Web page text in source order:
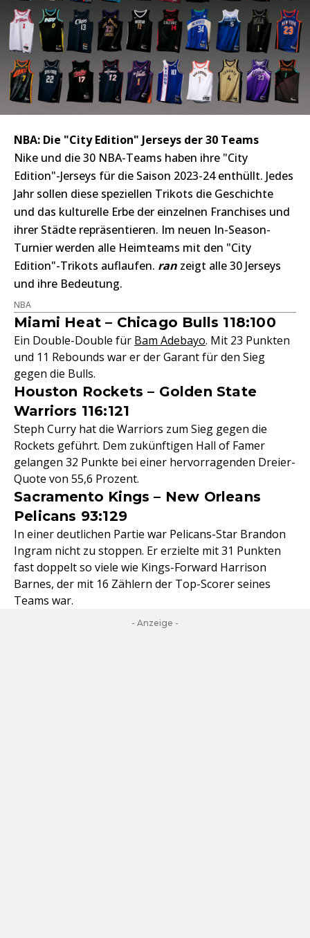
NBA: Die "City Edition" Jerseys der 30 Teams
Nike und die 30 NBA-Teams haben ihre "City
Edition"-Jerseys für die Saison 2023-24 enthüllt. Jedes
Jahr sollen diese speziellen Trikots die Geschichte
und das kulturelle Erbe der einzelnen Franchises und
ihrer Städte repräsentieren. Im neuen In-Season-
Turnier werden alle Heimteams mit den "City
Edition"-Trikots auflaufen. ran zeigt alle 30 Jerseys
und ihre Bedeutung.
NBA
Miami Heat – Chicago Bulls 118:100
Ein Double-Double für Bam Adebayo. Mit 23 Punkten
und 11 Rebounds war er der Garant für den Sieg
gegen die Bulls.
Houston Rockets – Golden State
Warriors 116:121
Steph Curry hat die Warriors zum Sieg gegen die
Rockets geführt. Dem zukünftigen Hall of Famer
gelangen 32 Punkte bei einer hervorragenden Dreier-
Quote von 55,6 Prozent.
Sacramento Kings – New Orleans
Pelicans 93:129
In einer deutlichen Partie war Pelicans-Star Brandon
Ingram nicht zu stoppen. Er erzielte mit 31 Punkten
fast doppelt so viele wie Kings-Forward Harrison
Barnes, der mit 16 Zählern der Top-Scorer seines
Teams war.
- Anzeige -